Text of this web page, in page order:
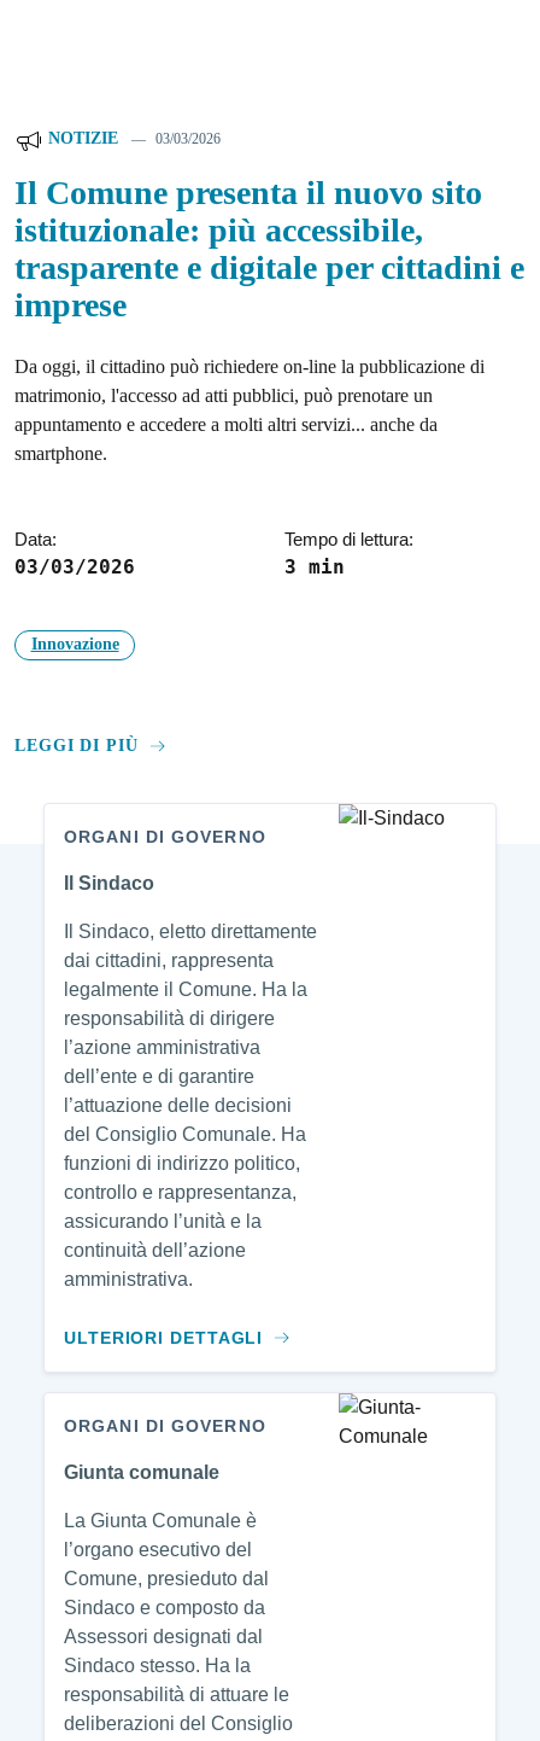
NOTIZIE 03/03/2026
Il Comune presenta il nuovo sito
istituzionale: più accessibile,
trasparente e digitale per cittadini e
imprese
Da oggi, il cittadino può richiedere on-line la pubblicazione di
matrimonio, l'accesso ad atti pubblici, può prenotare un
appuntamento e accedere a molti altri servizi... anche da
smartphone.
Data:
03/03/2026
Tempo di lettura:
3 min
Innovazione
LEGGI DI PIÙ
Amministrazione
ORGANI DI GOVERNO
Il Sindaco
Il Sindaco, eletto direttamente
dai cittadini, rappresenta
legalmente il Comune. Ha la
responsabilità di dirigere
l’azione amministrativa
dell’ente e di garantire
l’attuazione delle decisioni
del Consiglio Comunale. Ha
funzioni di indirizzo politico,
controllo e rappresentanza,
assicurando l’unità e la
continuità dell’azione
amministrativa.
ULTERIORI DETTAGLI
ORGANI DI GOVERNO
Giunta comunale
La Giunta Comunale è
l’organo esecutivo del
Comune, presieduto dal
Sindaco e composto da
Assessori designati dal
Sindaco stesso. Ha la
responsabilità di attuare le
deliberazioni del Consiglio